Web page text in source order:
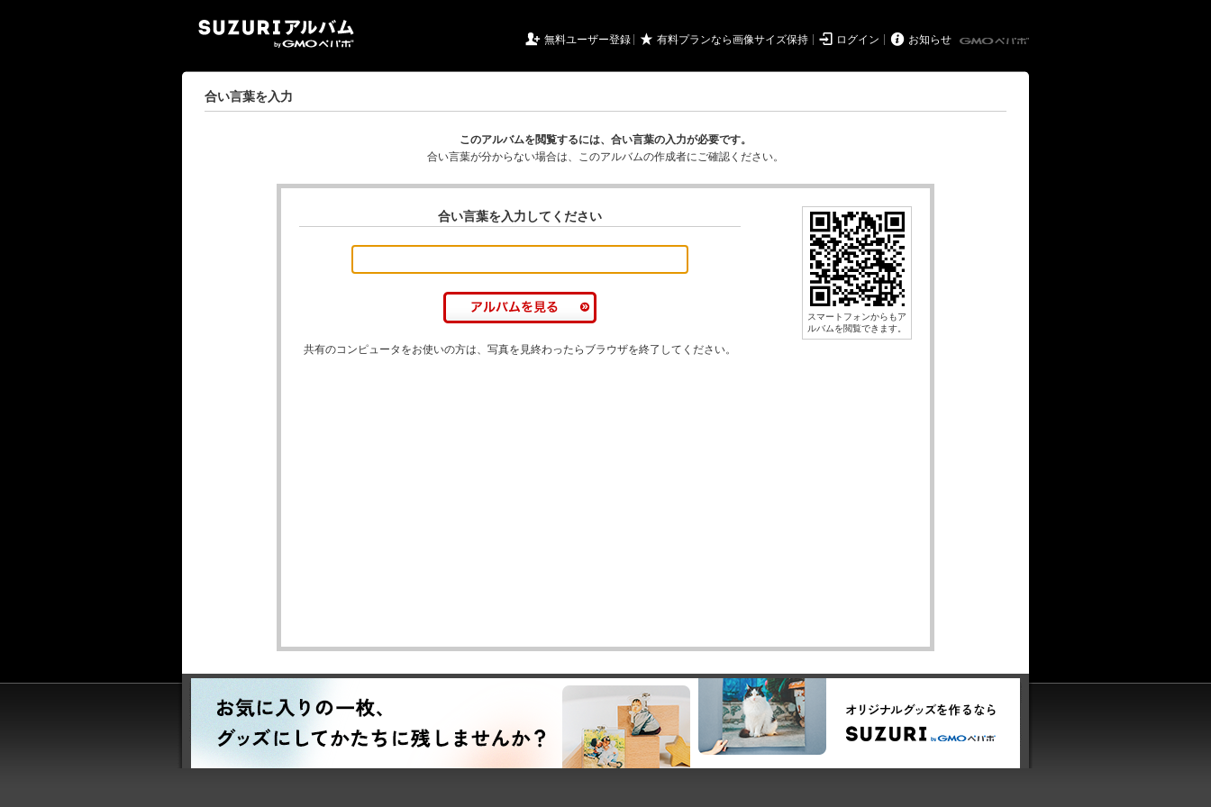
 無料ユーザー登録 ★ 有料プランなら画像サイズ保持  ログイン  お知らせ
合い言葉を入力
このアルバムを閲覧するには、合い言葉の入力が必要です。
合い言葉が分からない場合は、このアルバムの作成者にご確認ください。
合い言葉を入力してください
共有のコンピュータをお使いの方は、写真を見終わったらブラウザを終了してください。
スマートフォンからもア
ルバムを閲覧できます。